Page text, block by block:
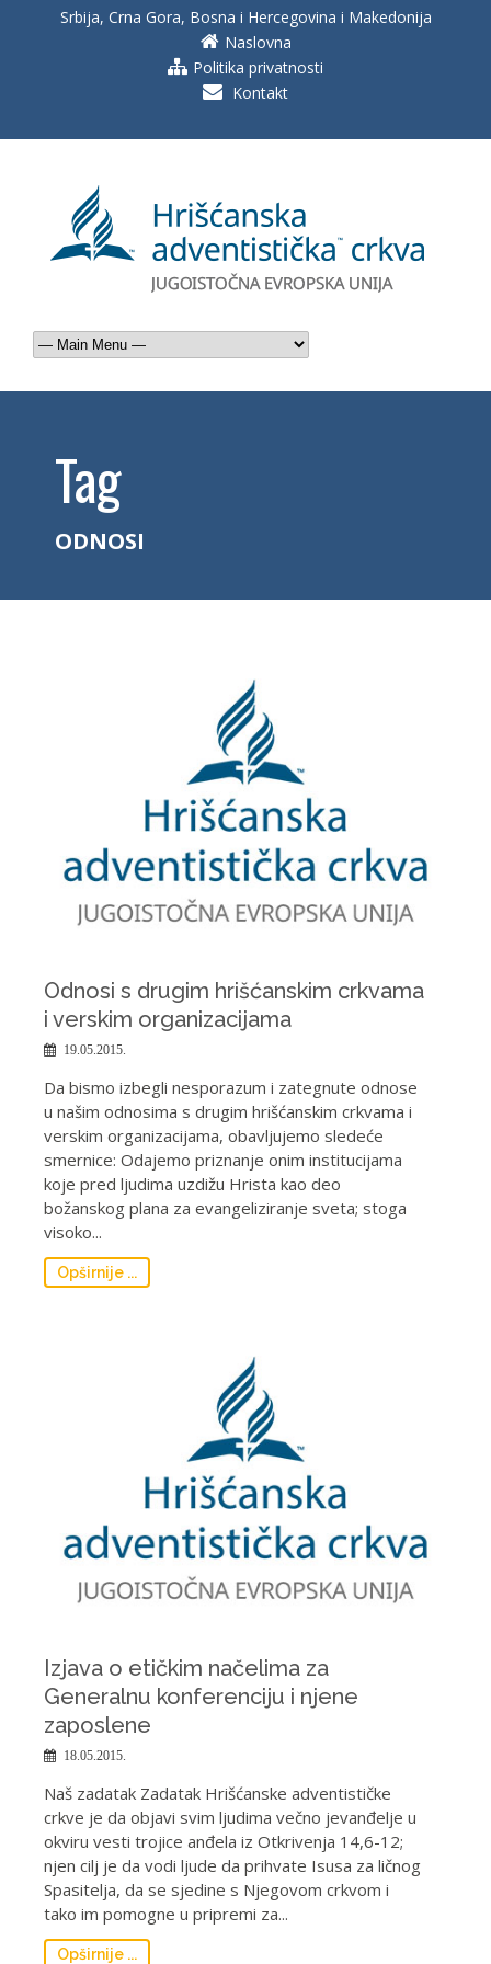
Srbija, Crna Gora, Bosna i Hercegovina i Makedonija
Naslovna
Politika privatnosti
Kontakt
Tag
ODNOSI
Odnosi s drugim hrišćanskim crkvama
i verskim organizacijama
19.05.2015.
Da bismo izbegli nesporazum i zategnute odnose
u našim odnosima s drugim hrišćanskim crkvama i
verskim organizacijama, obavljujemo sledeće
smernice: Odajemo priznanje onim institucijama
koje pred ljudima uzdižu Hrista kao deo
božanskog plana za evangeliziranje sveta; stoga
visoko...
Opširnije ...
Izjava o etičkim načelima za
Generalnu konferenciju i njene
zaposlene
18.05.2015.
Naš zadatak Zadatak Hrišćanske adventističke
crkve je da objavi svim ljudima večno jevanđelje u
okviru vesti trojice anđela iz Otkrivenja 14,6-12;
njen cilj je da vodi ljude da prihvate Isusa za ličnog
Spasitelja, da se sjedine s Njegovom crkvom i
tako im pomogne u pripremi za...
Opširnije ...